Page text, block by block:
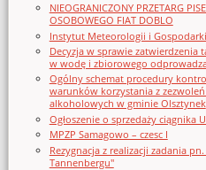
NIEOGRANICZONY PRZETARG
OSOBOWEGO FIAT DOBLO
Instytut Meteorologii i
Decyzja w sprawie zatwierdzenia
w wodę i zbiorowego
Ogólny schemat procedury
warunków korzystania z
alkoholowych w gminie Olsztynek
Ogłoszenie o sprzedaży ciągnika
MPZP Samagowo – czesc I
Rezygnacja z realizacji zadania
Tannenbergu"